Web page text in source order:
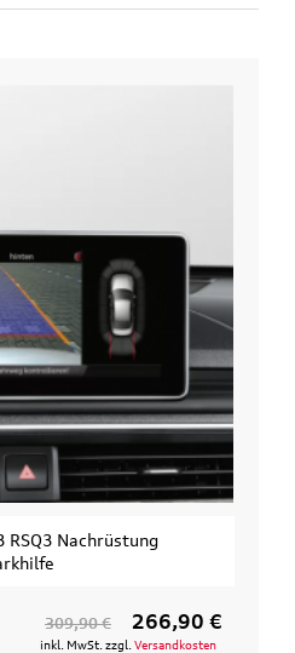
RSQ3 Nachrüstung
309,90 € 266,90 €
inkl. MwSt. zzgl. Versandkosten